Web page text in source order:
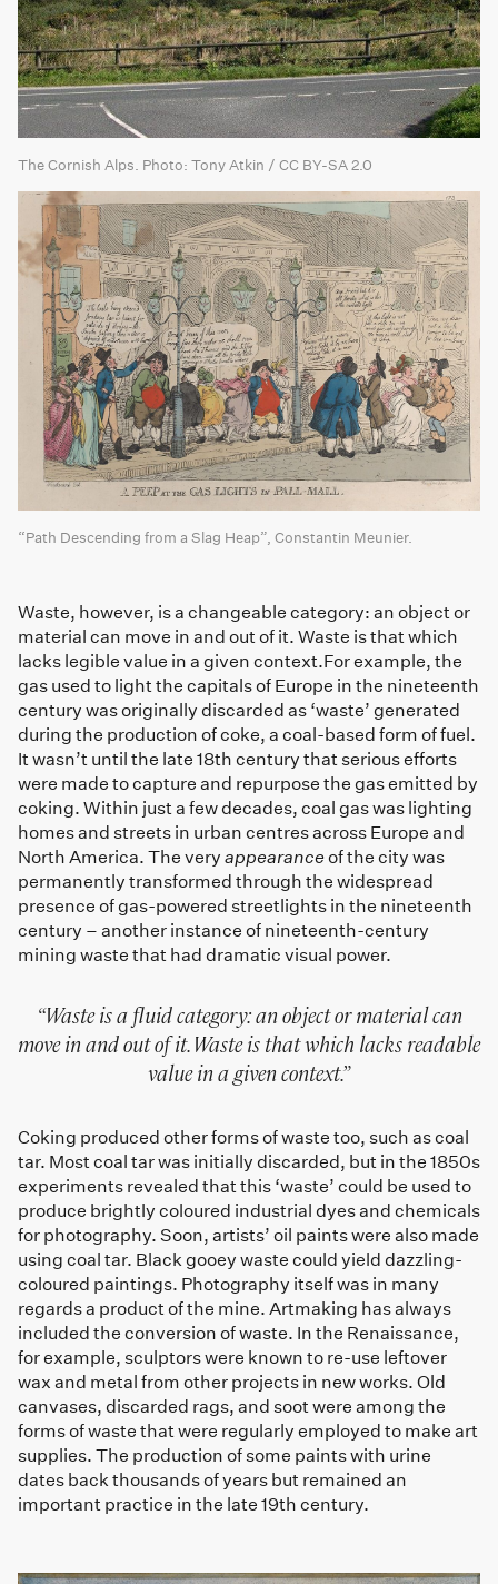
The Cornish Alps. Photo: Tony Atkin / CC BY-SA 2.0
“Path Descending from a Slag Heap”, Constantin Meunier.
Waste, however, is a changeable category: an object or
material can move in and out of it. Waste is that which
lacks legible value in a given context.For example, the
gas used to light the capitals of Europe in the nineteenth
century was originally discarded as ‘waste’ generated
during the production of coke, a coal-based form of fuel.
It wasn’t until the late 18th century that serious efforts
were made to capture and repurpose the gas emitted by
coking. Within just a few decades, coal gas was lighting
homes and streets in urban centres across Europe and
North America. The veryappearanceof the city was
permanently transformed through the widespread
presence of gas-powered streetlights in the nineteenth
century – another instance of nineteenth-century
mining waste that had dramatic visual power.
Waste is a fluid category: an object or material can
move in and out of it. Waste is that which lacks readable
value in a given context.
Coking produced other forms of waste too, such as coal
tar. Most coal tar was initially discarded, but in the 1850s
experiments revealed that this ‘waste’ could be used to
produce brightly coloured industrial dyes and chemicals
for photography. Soon, artists’ oil paints were also made
using coal tar. Black gooey waste could yield dazzling-
coloured paintings. Photography itself was in many
regards a product of the mine. Artmaking has always
included the conversion of waste. In the Renaissance,
for example, sculptors were known to re-use leftover
wax and metal from other projects in new works. Old
canvases, discarded rags, and soot were among the
forms of waste that were regularly employed to make art
supplies. The production of some paints with urine
dates back thousands of years but remained an
important practice in the late 19th century.